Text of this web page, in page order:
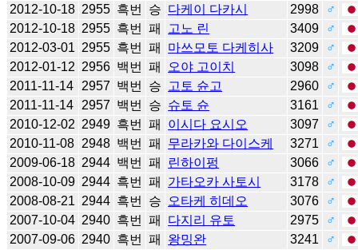
2012-10-18 2955 흑번 승 다케이 다카시 2998
♂
2012-10-18 2955 흑번 패 고노 린 3409
♂
2012-03-01 2955 흑번 패 마쓰모토 다케히사 3209
♂
2012-01-12 2956 백번 패 오야 고이치 3098
♂
2011-11-14
2957 백번 승 고토 슌고 2960
♂
2011-11-14
2957 백번 승 슈토 슌 3161
♂
2010-12-02 2949 흑번 패 이시다 요시오 3097
♂
2010-11-08 2948 백번 패 무라카와 다이스케 3271
♂
2009-06-18 2944 백번 패 린하이펑 3066
♂
2008-10-09 2944 흑번 패 가타오카 사토시 3178
♂
2008-08-21 2944 흑번 승 오타케 히데오 3076
♂
2007-10-04 2940 흑번 패 다지리 유토 2975
♂
2007-09-06 2940 흑번 패 왕밍완 3241
♂